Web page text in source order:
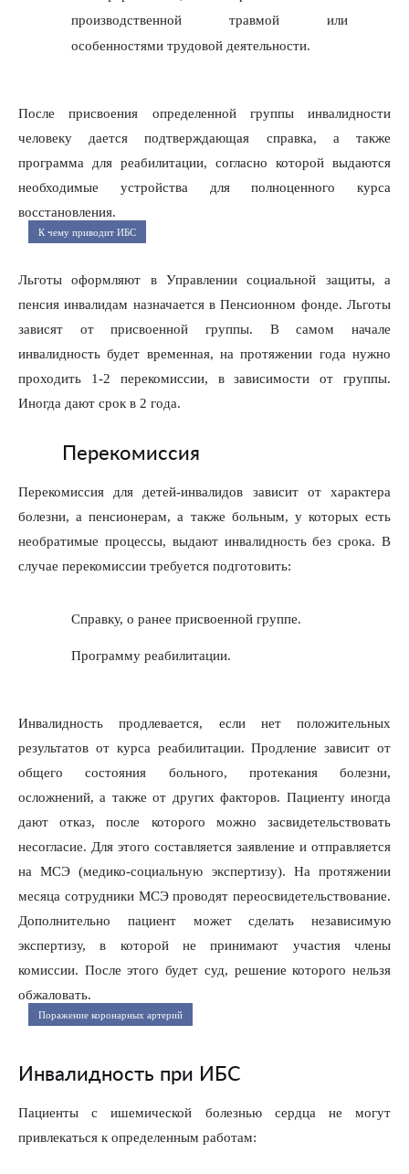
производственной травмой или
особенностями трудовой деятельности.
После присвоения определенной группы инвалидности
человеку дается подтверждающая справка, а также
программа для реабилитации, согласно которой выдаются
необходимые устройства для полноценного курса
восстановления.
К чему приводит ИБС
Льготы оформляют в Управлении социальной защиты, а
пенсия инвалидам назначается в Пенсионном фонде. Льготы
зависят от присвоенной группы. В самом начале
инвалидность будет временная, на протяжении года нужно
проходить 1-2 перекомиссии, в зависимости от группы.
Иногда дают срок в 2 года.
Перекомиссия
Перекомиссия для детей-инвалидов зависит от характера
болезни, а пенсионерам, а также больным, у которых есть
необратимые процессы, выдают инвалидность без срока. В
случае перекомиссии требуется подготовить:
Справку, о ранее присвоенной группе.
Программу реабилитации.
Инвалидность продлевается, если нет положительных
результатов от курса реабилитации. Продление зависит от
общего состояния больного, протекания болезни,
осложнений, а также от других факторов. Пациенту иногда
дают отказ, после которого можно засвидетельствовать
несогласие. Для этого составляется заявление и отправляется
на МСЭ (медико-социальную экспертизу). На протяжении
месяца сотрудники МСЭ проводят переосвидетельствование.
Дополнительно пациент может сделать независимую
экспертизу, в которой не принимают участия члены
комиссии. После этого будет суд, решение которого нельзя
обжаловать.
Поражение коронарных артерий
Инвалидность при ИБС
Пациенты с ишемической болезнью сердца не могут
привлекаться к определенным работам: